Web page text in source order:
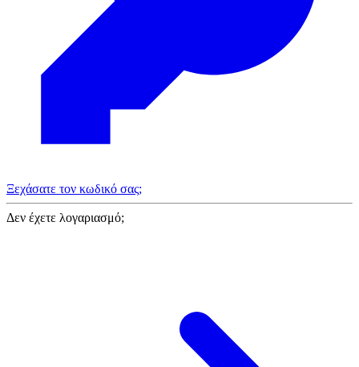
Ξεχάσατε τον κωδικό σας;
Δεν έχετε λογαριασμό;